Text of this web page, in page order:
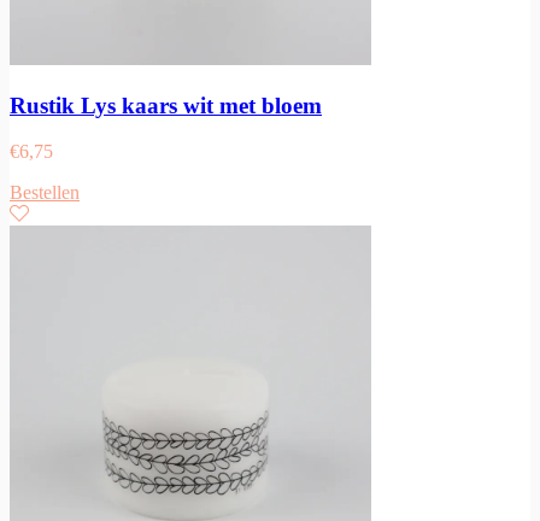
Rustik Lys kaars wit met bloem
€6,75
Bestellen